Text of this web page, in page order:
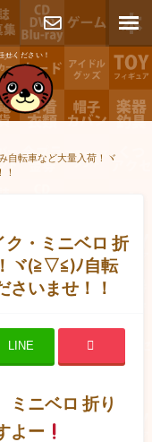
せください！
お問い合わ
せ
自転車など大量入荷！ヾ
・ミニベロ 折
ヾ(≧▽≦)ﾉ自転
さいませ！！
LINE
ミニベロ 折り
よー